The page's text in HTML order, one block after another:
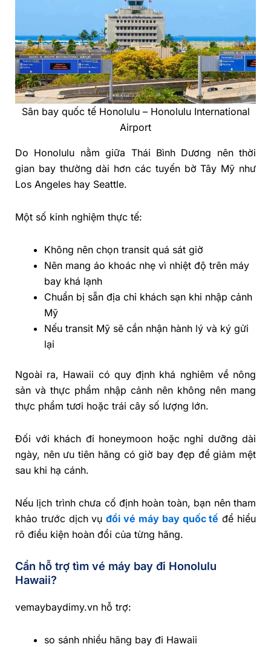
Sân bay quốc tế Honolulu – Honolulu International
Airport
Do Honolulu nằm giữa Thái Bình Dương nên thời
gian bay thường dài hơn các tuyến bờ Tây Mỹ như
Los Angeles hay Seattle.
Một số kinh nghiệm thực tế:
Không nên chọn transit quá sát giờ
Nên mang áo khoác nhẹ vì nhiệt độ trên máy
bay khá lạnh
Chuẩn bị sẵn địa chỉ khách sạn khi nhập cảnh
Mỹ
Nếu transit Mỹ sẽ cần nhận hành lý và ký gửi
lại
Ngoài ra, Hawaii có quy định khá nghiêm về nông
sản và thực phẩm nhập cảnh nên không nên mang
thực phẩm tươi hoặc trái cây số lượng lớn.
Đối với khách đi honeymoon hoặc nghỉ dưỡng dài
ngày, nên ưu tiên hãng có giờ bay đẹp để giảm mệt
sau khi hạ cánh.
Nếu lịch trình chưa cố định hoàn toàn, bạn nên tham
khảo trước dịch vụđổi vé máy bay quốc tế để hiểu
rõ điều kiện hoàn đổi của từng hãng.
Cần hỗ trợ tìm vé máy bay đi Honolulu
Hawaii?
vemaybaydimy.vn hỗ trợ:
so sánh nhiều hãng bay đi Hawaii